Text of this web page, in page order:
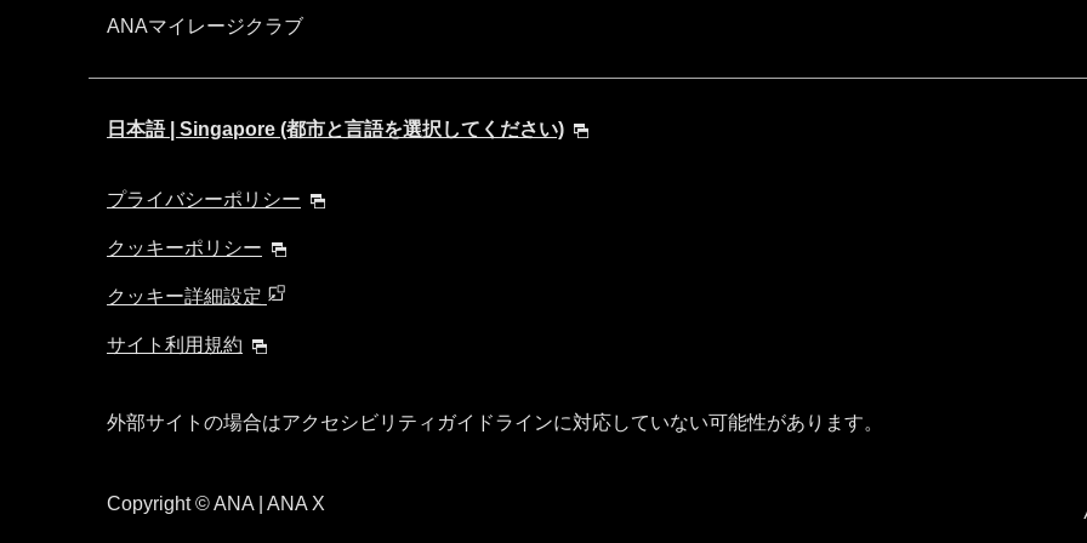
ANAマイレージクラブ
日本語 | Singapore (都市と言語を選択してください)
プライバシーポリシー
クッキーポリシー
クッキー詳細設定
サイト利用規約
外部サイトの場合はアクセシビリティガイドラインに対応していない可能性があります。
Copyright© ANA | ANA X